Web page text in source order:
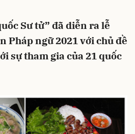
Sư tử” đã diễn ra lễ
Pháp ngữ 2021 với chủ đề
sự tham gia của 21 quốc